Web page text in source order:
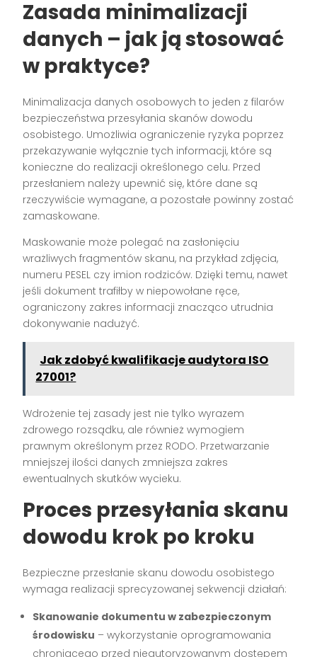
Zasada minimalizacji
danych – jak ją stosować
w praktyce?
Minimalizacja danych osobowych to jeden z filarów
bezpieczeństwa przesyłania skanów dowodu
osobistego. Umożliwia ograniczenie ryzyka poprzez
przekazywanie wyłącznie tych informacji, które są
konieczne do realizacji określonego celu. Przed
przesłaniem należy upewnić się, które dane są
rzeczywiście wymagane, a pozostałe powinny zostać
zamaskowane.
Maskowanie może polegać na zasłonięciu
wrażliwych fragmentów skanu, na przykład zdjęcia,
numeru PESEL czy imion rodziców. Dzięki temu, nawet
jeśli dokument trafiłby w niepowołane ręce,
ograniczony zakres informacji znacząco utrudnia
dokonywanie nadużyć.
Jak zdobyć kwalifikacje audytora ISO
27001?
Wdrożenie tej zasady jest nie tylko wyrazem
zdrowego rozsądku, ale również wymogiem
prawnym określonym przez RODO. Przetwarzanie
mniejszej ilości danych zmniejsza zakres
ewentualnych skutków wycieku.
Proces przesyłania skanu
dowodu krok po kroku
Bezpieczne przesłanie skanu dowodu osobistego
wymaga realizacji sprecyzowanej sekwencji działań:
Skanowanie dokumentu w zabezpieczonym
środowisku – wykorzystanie oprogramowania
chroniącego przed nieautoryzowanym dostępem